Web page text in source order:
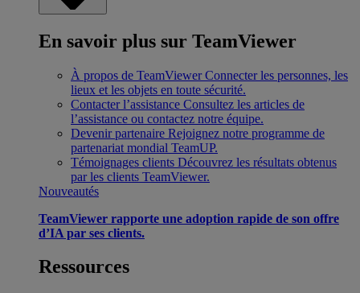
En savoir plus sur TeamViewer
À propos de TeamViewer Connecter les personnes, les
lieux et les objets en toute sécurité.
Contacter l’assistance Consultez les articles de
l’assistance ou contactez notre équipe.
Devenir partenaire Rejoignez notre programme de
partenariat mondial TeamUP.
Témoignages clients Découvrez les résultats obtenus
par les clients TeamViewer.
Nouveautés
TeamViewer rapporte une adoption rapide de son offre
d’IA par ses clients.
Ressources